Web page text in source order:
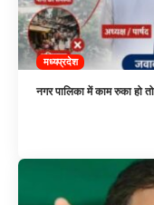
मध्यप्रदेश
नगर पालिका में काम रुका हो